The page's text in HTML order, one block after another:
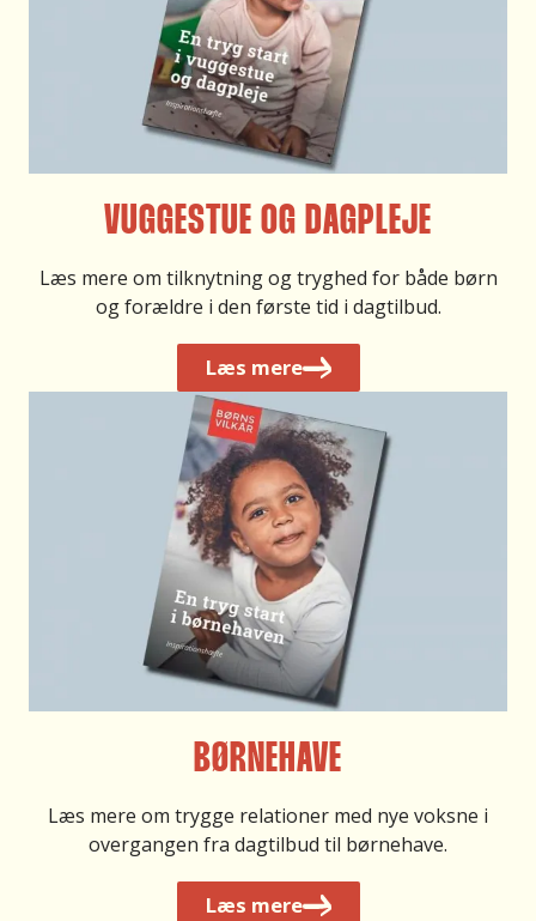
VUGGESTUE OG DAGPLEJE
Læs mere om tilknytning og tryghed for både børn
og forældre i den første tid i dagtilbud.
Læs mere
BØRNEHAVE
Læs mere om trygge relationer med nye voksne i
overgangen fra dagtilbud til børnehave.
Læs mere